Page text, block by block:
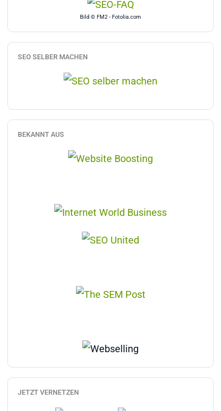
Bild © FM2 - Fotolia.com
SEO SELBER MACHEN
BEKANNT AUS
JETZT VERNETZEN